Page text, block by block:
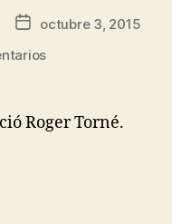
octubre 3, 2015
Roger Torné.